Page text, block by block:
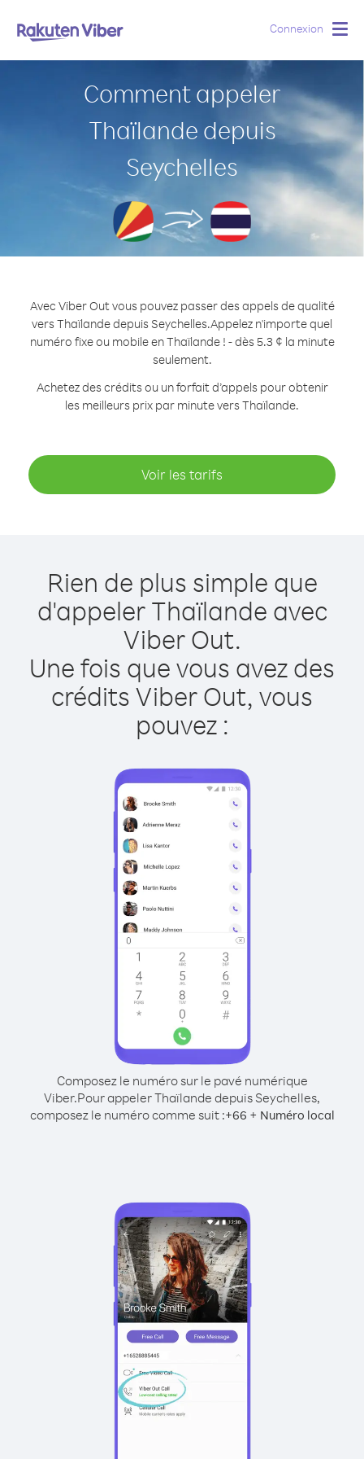
Connexion
Comment appeler
Thaïlande depuis
Seychelles
Avec Viber Out vous pouvez passer des appels de qualité
vers Thaïlande depuis Seychelles.Appelez n'importe quel
numéro fixe ou mobile en Thaïlande ! - dès 5.3 ¢ la minute
seulement.
Achetez des crédits ou un forfait d’appels pour obtenir
les meilleurs prix par minute vers Thaïlande.
Voir les tarifs
Rien de plus simple que
d'appeler Thaïlande avec
Viber Out.
Une fois que vous avez des
crédits Viber Out, vous
pouvez :
Composez le numéro sur le pavé numérique
Viber.Pour appeler Thaïlande depuis Seychelles,
composez le numéro comme suit :+66 + Numéro local